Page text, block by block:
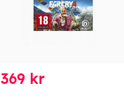
369 kr